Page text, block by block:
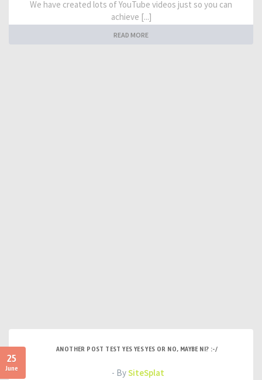
We have created lots of YouTube videos just so you can
achieve [...]
READ MORE
25
June
ANOTHER POST TEST YES YES YES OR NO, MAYBE NI? :-/
- BySiteSplat